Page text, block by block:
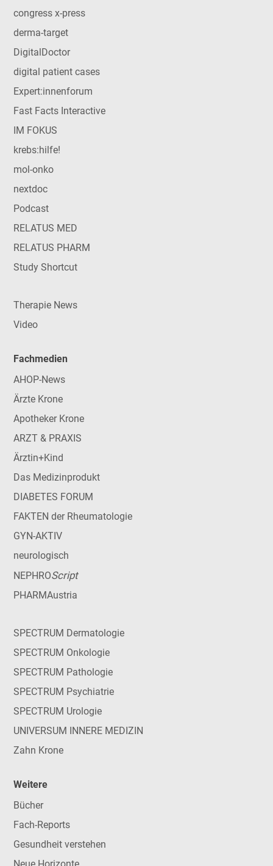
congress x-press
derma-target
DigitalDoctor
digital patient cases
Expert:innenforum
Fast Facts Interactive
IM FOKUS
krebs:hilfe!
mol-onko
nextdoc
Podcast
RELATUS MED
RELATUS PHARM
Study Shortcut
Therapie News
Video
Fachmedien
AHOP-News
Ärzte Krone
Apotheker Krone
ARZT & PRAXIS
Ärztin+Kind
Das Medizinprodukt
DIABETES FORUM
FAKTEN der Rheumatologie
GYN-AKTIV
neurologisch
NEPHROScript
PHARMAustria
SPECTRUM Dermatologie
SPECTRUM Onkologie
SPECTRUM Pathologie
SPECTRUM Psychiatrie
SPECTRUM Urologie
UNIVERSUM INNERE MEDIZIN
Zahn Krone
Weitere
Bücher
Fach-Reports
Gesundheit verstehen